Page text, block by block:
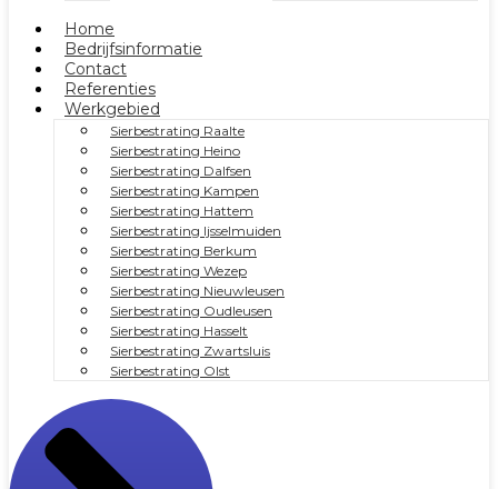
Home
Bedrijfsinformatie
Contact
Referenties
Werkgebied
Sierbestrating Raalte
Sierbestrating Heino
Sierbestrating Dalfsen
Sierbestrating Kampen
Sierbestrating Hattem
Sierbestrating Ijsselmuiden
Sierbestrating Berkum
Sierbestrating Wezep
Sierbestrating Nieuwleusen
Sierbestrating Oudleusen
Sierbestrating Hasselt
Sierbestrating Zwartsluis
Sierbestrating Olst